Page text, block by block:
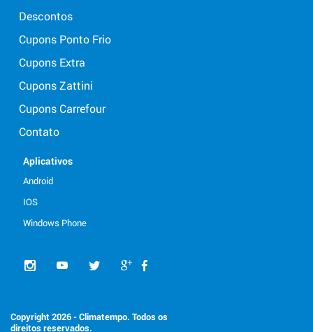
Descontos
Cupons Ponto Frio
Cupons Extra
Cupons Zattini
Cupons Carrefour
Contato
Aplicativos
Android
IOS
Windows Phone
Copyright 2026 - Climatempo. Todos os
direitos reservados.